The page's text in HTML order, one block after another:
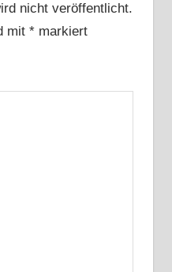
nicht veröffentlicht.
mit *markiert